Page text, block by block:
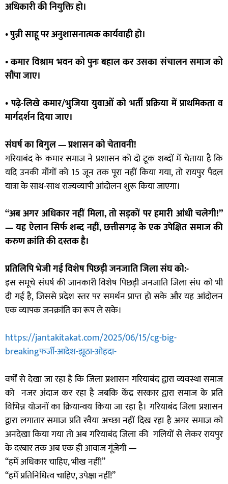
अधिकारी की नियुक्ति हो।
• पुन्नी साहू पर अनुशासनात्मक कार्यवाही हो।
• कमार विश्राम भवन को पुनः बहाल कर उसका संचालन समाज को
सौंपा जाए।
• पढ़े-लिखे कमार/भुजिया युवाओं को भर्ती प्रक्रिया में प्राथमिकता व
मार्गदर्शन दिया जाए।
संघर्ष का बिगुल — प्रशासन को चेतावनी!
गरियाबंद के कमार समाज ने प्रशासन को दो टूक शब्दों में चेताया है कि
यदि उनकी माँगों को 15 जून तक पूरा नहीं किया गया, तो रायपुर पैदल
यात्रा के साथ-साथ राज्यव्यापी आंदोलन शुरू किया जाएगा।
“अब अगर अधिकार नहीं मिला, तो सड़कों पर हमारी आंधी चलेगी!”
— यह ऐलान सिर्फ शब्द नहीं, छत्तीसगढ़ के एक उपेक्षित समाज की
करुण क्रांति की दस्तक है।
प्रतिलिपि भेजी गई विशेष पिछड़ी जनजाति जिला संघ को:-
इस समूचे संघर्ष की जानकारी विशेष पिछड़ी जनजाति जिला संघ को भी
दी गई है, जिससे प्रदेश स्तर पर समर्थन प्राप्त हो सके और यह आंदोलन
एक व्यापक जनक्रांति का रूप ले सके।
https://jantakitakat.com/2025/06/15/cg-big-
breakingफर्जी-आदेश-झूठा-ओहदा-
वर्षों से देखा जा रहा है कि जिला प्रशासन गरियाबंद द्वारा व्यवस्था समाज
को नजर अंदाज कर रहा है जबकि केंद्र सरकार द्वारा समाज के प्रति
विभिन्न योजनों का क्रियान्वय किया जा रहा है। गरियाबंद जिला प्रशासन
द्वारा लगातार समाज प्रति रवैया अच्छा नहीं दिख रहा है अगर समाज को
अनदेखा किया गया तो अब गरियाबंद जिला की गलियों से लेकर रायपुर
के दरबार तक अब एक ही आवाज गूंजेगी —
“हमें अधिकार चाहिए, भीख नहीं!”
“हमें प्रतिनिधित्व चाहिए, उपेक्षा नहीं!”